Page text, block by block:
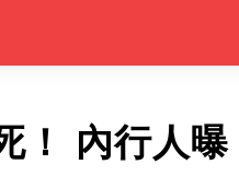
！ 內行人